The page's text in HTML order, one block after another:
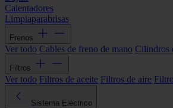
Calentadores
Limpiaparabrisas
Frenos
Ver todo Cables de freno de mano Cilindros
Filtros
Ver todo Filtros de aceite Filtros de aire
Sistema Eléctrico